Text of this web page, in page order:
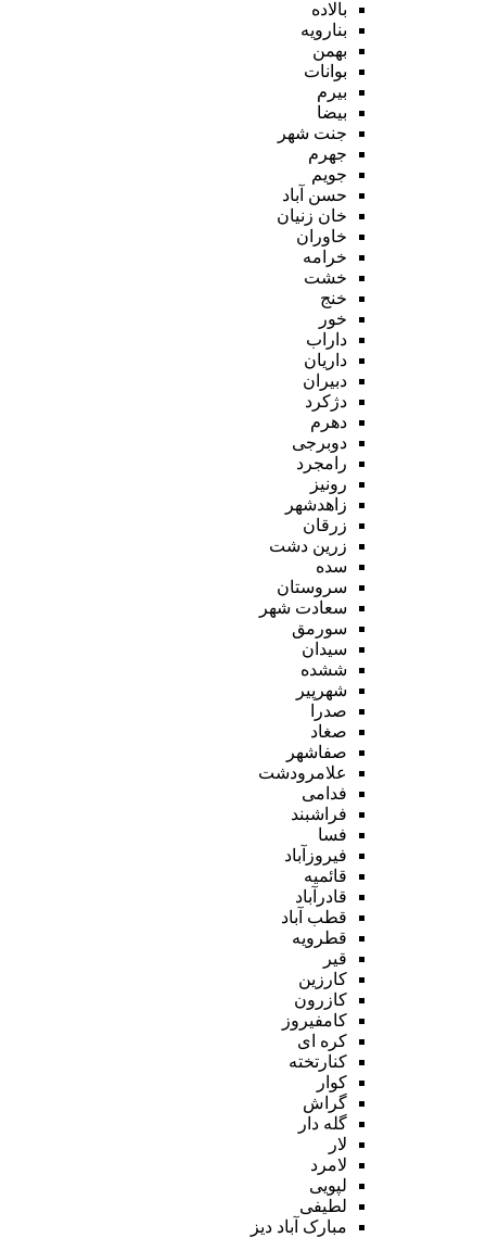
بالاده
بنارویه
بهمن
بوانات
بیرم
بیضا
جنت شهر
جهرم
جویم
حسن آباد
خان زنیان
خاوران
خرامه
خشت
خنج
خور
داراب
داریان
دبیران
دژکرد
دهرم
دوبرجی
رامجرد
رونیز
زاهدشهر
زرقان
زرین دشت
سده
سروستان
سعادت شهر
سورمق
سیدان
ششده
شهرپیر
صدرا
صغاد
صفاشهر
علامرودشت
فدامی
فراشبند
فسا
فیروزآباد
قائمیه
قادرآباد
قطب آباد
قطرویه
قیر
کارزین
کازرون
کامفیروز
کره ای
کنارتخته
کوار
گراش
گله دار
لار
لامرد
لپویی
لطیفی
مبارک آباد دیز